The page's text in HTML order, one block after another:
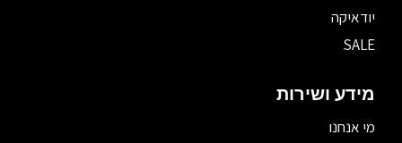
יודאיקה
SALE
מידע ושירות
מי אנחנו